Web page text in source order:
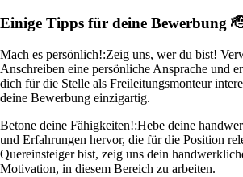
Einige Tipps für deine Bewerbung
Mach es persönlich!:Zeig uns, wer du bist!
Anschreiben eine persönliche Ansprache und
dich für die Stelle als Freileitungsmonteur
deine Bewerbung einzigartig.
Betone deine Fähigkeiten!:Hebe deine
und Erfahrungen hervor, die für die Position
Quereinsteiger bist, zeig uns dein
Motivation, in diesem Bereich zu arbeiten.